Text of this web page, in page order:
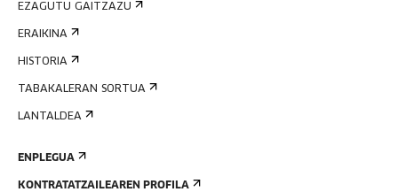
EZAGUTU GAITZAZU
ERAIKINA
HISTORIA
TABAKALERAN SORTUA
LANTALDEA
ENPLEGUA
KONTRATATZAILEAREN PROFILA